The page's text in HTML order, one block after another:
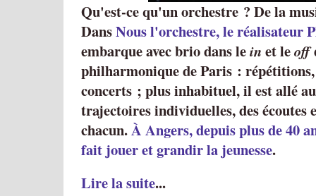
Qu'est-ce qu'un orchestre ? De la
DansNous l'orchestre, le réalisateur
embarque avec brio dans lein et leoff
philharmonique de Paris :
concerts ; plus inhabituel, il est allé
trajectoires individuelles, des écoutes
chacun.À Angers, depuis plus de 40
fait jouer et grandir la jeunesse.
Lire la suite...